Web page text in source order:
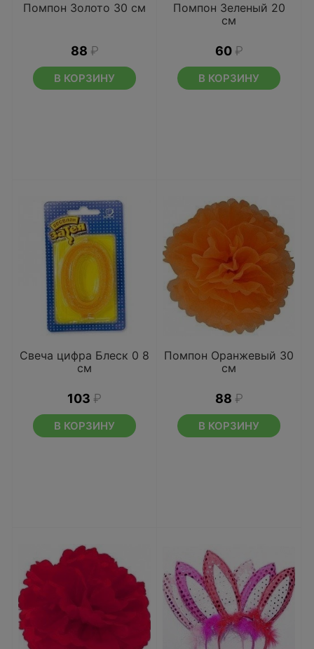
Помпон Золото 30 см
88 ₽
В КОРЗИНУ
Помпон Зеленый 20
см
60 ₽
В КОРЗИНУ
Свеча цифра Блеск 0 8
см
103 ₽
В КОРЗИНУ
Помпон Оранжевый 30
см
88 ₽
В КОРЗИНУ